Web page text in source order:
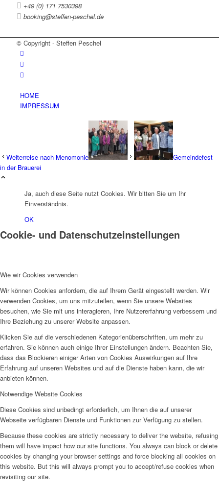
+49 (0) 171 7530398
booking@steffen-peschel.de
© Copyright - Steffen Peschel
HOME
IMPRESSUM
Weiterreise nach Menomonie
Gemeindefest
in der Brauerei
Ja, auch diese Seite nutzt Cookies. Wir bitten Sie um Ihr
Einverständnis.
OK
Cookie- und Datenschutzeinstellungen
Wie wir Cookies verwenden
Wir können Cookies anfordern, die auf Ihrem Gerät eingestellt werden. Wir
verwenden Cookies, um uns mitzuteilen, wenn Sie unsere Websites
besuchen, wie Sie mit uns interagieren, Ihre Nutzererfahrung verbessern und
Ihre Beziehung zu unserer Website anpassen.
Klicken Sie auf die verschiedenen Kategorienüberschriften, um mehr zu
erfahren. Sie können auch einige Ihrer Einstellungen ändern. Beachten Sie,
dass das Blockieren einiger Arten von Cookies Auswirkungen auf Ihre
Erfahrung auf unseren Websites und auf die Dienste haben kann, die wir
anbieten können.
Notwendige Website Cookies
Diese Cookies sind unbedingt erforderlich, um Ihnen die auf unserer
Webseite verfügbaren Dienste und Funktionen zur Verfügung zu stellen.
Because these cookies are strictly necessary to deliver the website, refusing
them will have impact how our site functions. You always can block or delete
cookies by changing your browser settings and force blocking all cookies on
this website. But this will always prompt you to accept/refuse cookies when
revisiting our site.